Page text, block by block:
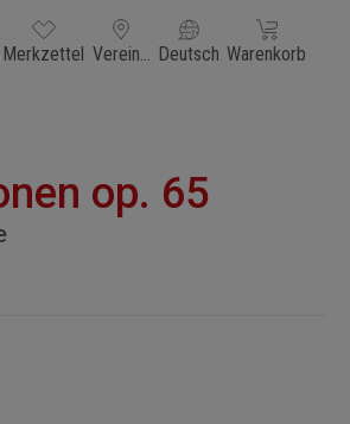
Du hast 0 Produkte auf dem Merkzettel
Merkzettel Vereinigte Staaten von Amerika
Deutsch Warenkorb
Warenkorb
op. 65